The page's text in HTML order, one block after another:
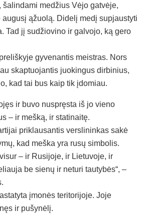
šalindami medžius Vėjo gatvėje,
ąžuolą. Didelį medį supjaustyti
Tad jį sudžiovino ir galvojo, ką gero
gyvenantis meistras. Nors
skaptuojantis juokingus dirbinius,
kad tai bus kaip tik įdomiau.
ir buvo nuspręsta iš jo vieno
– ir mešką, ir statinaitę.
priklausantis verslininkas sakė
kad meška yra rusų simbolis.
– ir Rusijoje, ir Lietuvoje, ir
be sienų ir neturi tautybės“, –
įmonės teritorijoje. Joje
ir pušynėlį.